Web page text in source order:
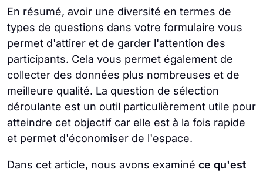
that specific form builder.
andadd a question . After you add your
question, simply click on the question itself
andclick on the Multiple Choice optionat
the top right corner of the question. From
the presented menu, click on Dropdown to
turn your question into a dropdown
selection field.
En résumé, avoir une diversité en termes de
types de questions dans votre formulaire vous
permet d'attirer et de garder l'attention des
participants. Cela vous permet également de
collecter des données plus nombreuses et de
meilleure qualité. La question de sélection
déroulante est un outil particulièrement utile pour
atteindre cet objectif car elle est à la fois rapide
et permet d'économiser de l'espace.
Dans cet article, nous avons examiné ce qu'est